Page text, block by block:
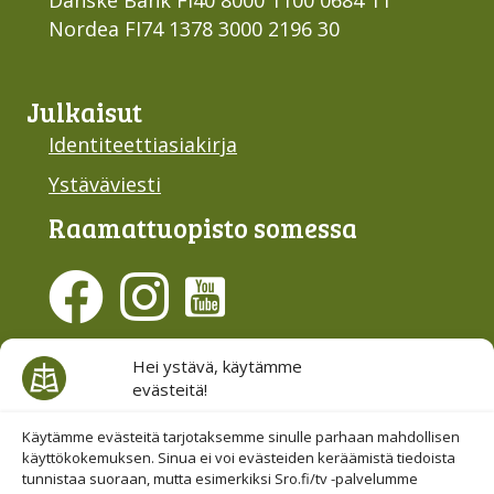
Hei ystävä, käytämme
evästeitä!
Käytämme evästeitä tarjotaksemme sinulle parhaan mahdollisen
käyttökokemuksen. Sinua ei voi evästeiden keräämistä tiedoista
tunnistaa suoraan, mutta esimerkiksi Sro.fi/tv -palvelumme
Nordea FI74 1378 3000 2196 30
Julkaisut
Identiteettiasiakirja
Ystäväviesti
Raamattu­opisto somessa
Evästesuostumus
Hallinnoi evästeitä
Etsi sivuiltamme